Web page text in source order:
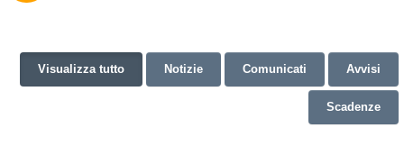
Visualizza tutto Notizie Comunicati Avvisi
Scadenze